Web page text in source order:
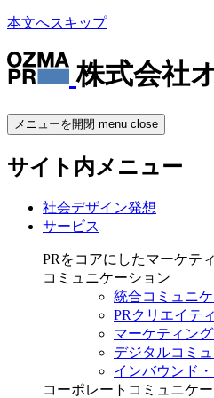
本文へスキップ
株式会社
メニューを開閉 menu close
サイト内メニュー
社会デザイン発想
サービス
PRをコアにしたマーケテ
コミュニケーション
統合コミュニ
PRクリエイテ
マーケティング
デジタルコミ
インバウンド
コーポレートコミュニケ